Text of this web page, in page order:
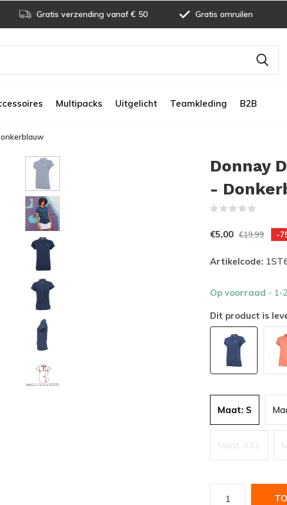
Multipacks Uitgelicht Teamkleding B2B
Gratis verzending vanaf € 50 Gratis omruilen
Donnay
-
€5,00 €19,99 -
Artikelcode:
Op voorraad - 1-
Dit product is
Maat: S
Maat: XXL